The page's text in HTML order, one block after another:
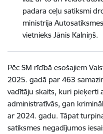
padara ceļu satiksmi
ministrija
vietnieks Jānis Kalniņš.
Pēc SM rīcībā esošajiem
2025. gadā par 463
vadītāju skaits, kuri pieķerti
administratīvās, gan
ar 2024. gadu. Tāpat
satiksmes negadījumos